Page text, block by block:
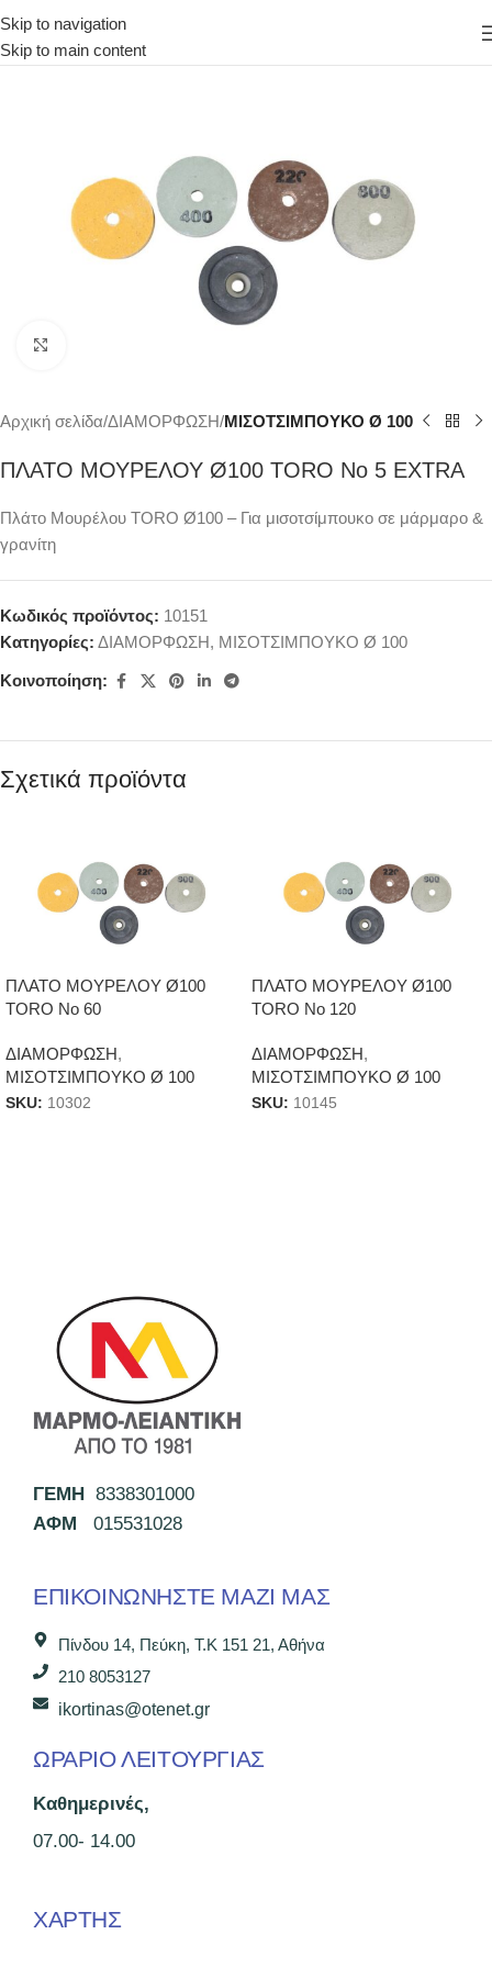
Skip to navigation
Skip to main content
Αρχική σελίδα ΔΙΑΜΟΡΦΩΣΗ ΜΙΣΟΤΣΙΜΠΟΥΚΟ Ø 100
ΠΛΑΤΟ ΜΟΥΡΕΛΟΥ Ø100 TORO Νο 5 EXTRA
Πλάτο Μουρέλου TORO Ø100 – Για μισοτσίμπουκο σε μάρμαρο &
γρανίτη
Κωδικός προϊόντος: 10151
Κατηγορίες: ΔΙΑΜΟΡΦΩΣΗ, ΜΙΣΟΤΣΙΜΠΟΥΚΟ Ø 100
Κοινοποίηση:
Σχετικά προϊόντα
ΠΛΑΤΟ ΜΟΥΡΕΛΟΥ Ø100
TORO No 60
ΔΙΑΜΟΡΦΩΣΗ,
ΜΙΣΟΤΣΙΜΠΟΥΚΟ Ø 100
SKU: 10302
ΠΛΑΤΟ ΜΟΥΡΕΛΟΥ Ø100
TORO Νο 120
ΔΙΑΜΟΡΦΩΣΗ,
ΜΙΣΟΤΣΙΜΠΟΥΚΟ Ø 100
SKU: 10145
ΓΕΜΗ 8338301000
ΑΦΜ 015531028
ΕΠΙΚΟΙΝΩΝΉΣΤΕ ΜΑΖΊ ΜΑΣ
Πίνδου 14, Πεύκη, Τ.Κ 151 21, Αθήνα
210 8053127
ikortinas@otenet.gr
ΩΡΑΡΙΟ ΛΕΙΤΟΥΡΓΙΑΣ
Καθημερινές,
07.00- 14.00
ΧΑΡΤΗΣ